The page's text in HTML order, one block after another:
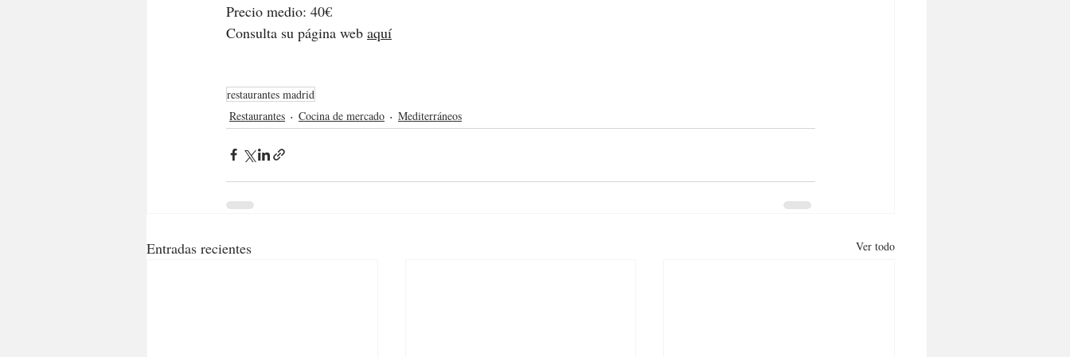
Precio medio: 40€
Consulta su página web aquí
restaurantes madrid
Restaurantes
Cocina de mercado Mediterráneos
Entradas recientes Ver todo